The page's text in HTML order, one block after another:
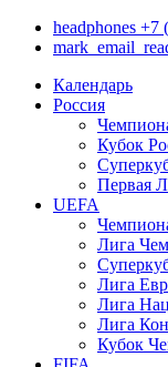
headphones +7
Календарь
Россия
Кубок
Первая
UEFA
Лига
Лига
Лига
Лига
Кубок